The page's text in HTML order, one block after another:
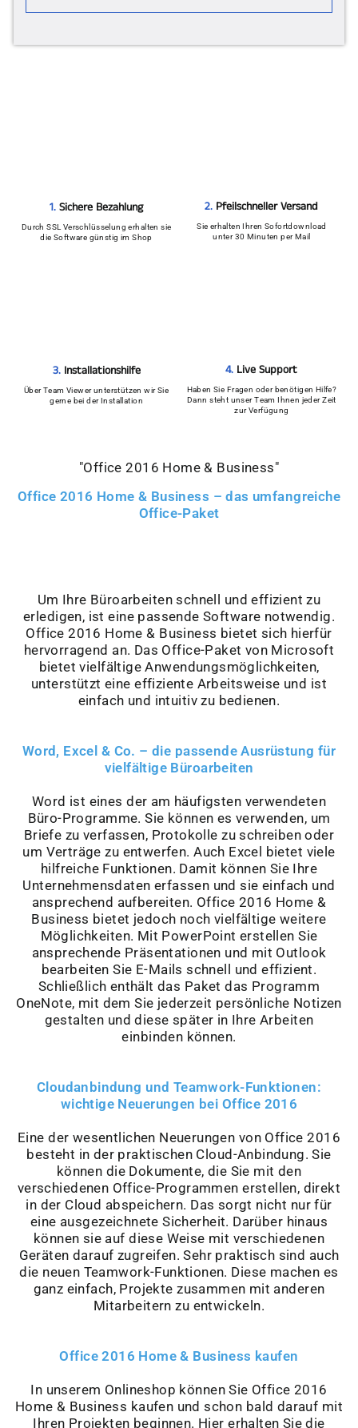
1.Sichere Bezahlung
Durch SSL Verschlüsselung erhalten sie
die Software günstig im Shop
2. Pfeilschneller Versand
Sie erhalten Ihren Sofortdownload
unter 30 Minuten per Mail
3. Installationshilfe
Über Team Viewer unterstützen wir Sie
gerne bei der Installation
4. Live Support
Haben Sie Fragen oder benötigen Hilfe?
Dann steht unser Team Ihnen jeder Zeit
zur Verfügung
"Office 2016 Home & Business"
Office 2016 Home & Business – das umfangreiche
Office-Paket
Um Ihre Büroarbeiten schnell und effizient zu
erledigen, ist eine passende Software notwendig.
Office 2016 Home & Business bietet sich hierfür
hervorragend an. Das Office-Paket von Microsoft
bietet vielfältige Anwendungsmöglichkeiten,
unterstützt eine effiziente Arbeitsweise und ist
einfach und intuitiv zu bedienen.
Word, Excel & Co. – die passende Ausrüstung für
vielfältige Büroarbeiten
Word ist eines der am häufigsten verwendeten
Büro-Programme. Sie können es verwenden, um
Briefe zu verfassen, Protokolle zu schreiben oder
um Verträge zu entwerfen. Auch Excel bietet viele
hilfreiche Funktionen. Damit können Sie Ihre
Unternehmensdaten erfassen und sie einfach und
ansprechend aufbereiten. Office 2016 Home &
Business bietet jedoch noch vielfältige weitere
Möglichkeiten. Mit PowerPoint erstellen Sie
ansprechende Präsentationen und mit Outlook
bearbeiten Sie E-Mails schnell und effizient.
Schließlich enthält das Paket das Programm
OneNote, mit dem Sie jederzeit persönliche Notizen
gestalten und diese später in Ihre Arbeiten
einbinden können.
Cloudanbindung und Teamwork-Funktionen:
wichtige Neuerungen bei Office 2016
Eine der wesentlichen Neuerungen von Office 2016
besteht in der praktischen Cloud-Anbindung. Sie
können die Dokumente, die Sie mit den
verschiedenen Office-Programmen erstellen, direkt
in der Cloud abspeichern. Das sorgt nicht nur für
eine ausgezeichnete Sicherheit. Darüber hinaus
können sie auf diese Weise mit verschiedenen
Geräten darauf zugreifen. Sehr praktisch sind auch
die neuen Teamwork-Funktionen. Diese machen es
ganz einfach, Projekte zusammen mit anderen
Mitarbeitern zu entwickeln.
Office 2016 Home & Business kaufen
In unserem Onlineshop können Sie Office 2016
Home & Business kaufen und schon bald darauf mit
Ihren Projekten beginnen. Hier erhalten Sie die